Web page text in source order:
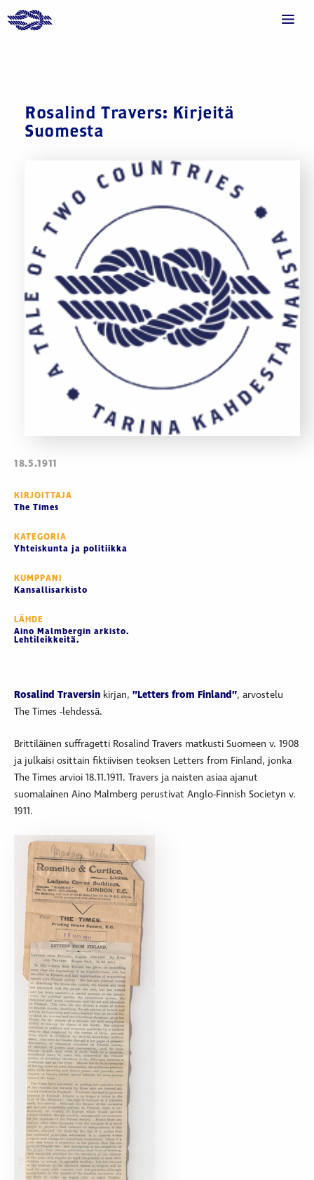
Rosalind Travers: Kirjeitä
Suomesta
18.5.1911
KIRJOITTAJA
The Times
KATEGORIA
Yhteiskunta ja politiikka
KUMPPANI
Kansallisarkisto
LÄHDE
Aino Malmbergin arkisto.
Lehtileikkeitä.
Rosalind Traversin kirjan, ”Letters from Finland”, arvostelu
The Times -lehdessä.
Brittiläinen suffragetti Rosalind Travers matkusti Suomeen v. 1908
ja julkaisi osittain fiktiivisen teoksen Letters from Finland, jonka
The Times arvioi 18.11.1911. Travers ja naisten asiaa ajanut
suomalainen Aino Malmberg perustivat Anglo-Finnish Societyn v.
1911.